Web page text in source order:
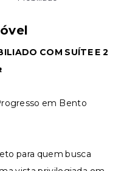
COM SUÍTE E 2
em Bento
para quem busca